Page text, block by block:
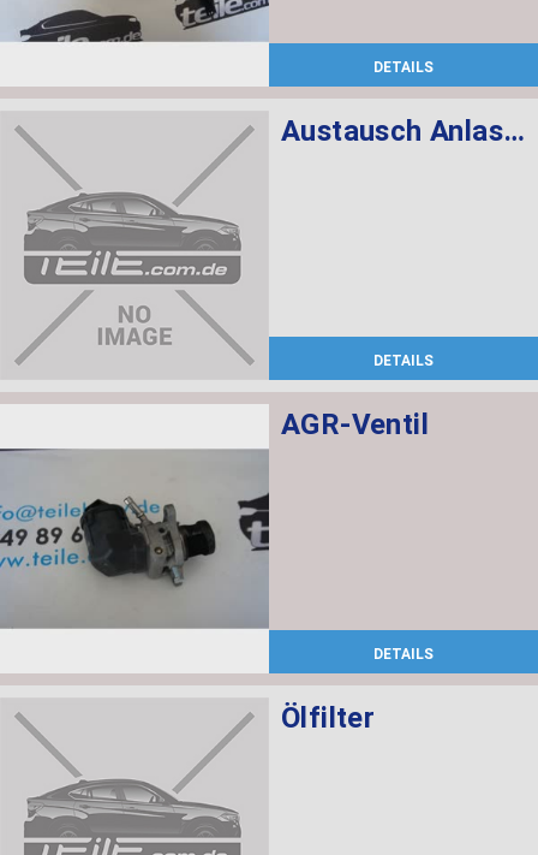
DETAILS
Austausch Anlasser
DETAILS
AGR-Ventil
DETAILS
Ölfilter